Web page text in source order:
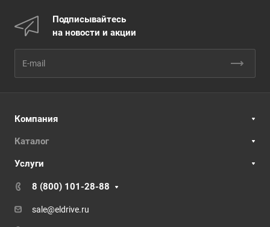
Подписывайтесь
на новости и акции
Компания
Каталог
Услуги
8 (800) 101-28-88
sale@eldrive.ru